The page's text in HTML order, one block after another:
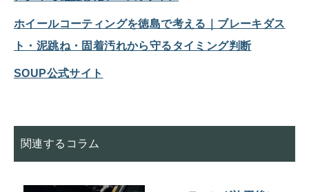
ホイールコーティングを徳島で考える｜ブレーキダス
ト・泥跳ね・固着汚れから守るタイミング判断
SOUP公式サイト
関連するコラム